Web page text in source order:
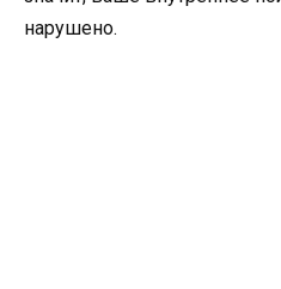
нарушено.